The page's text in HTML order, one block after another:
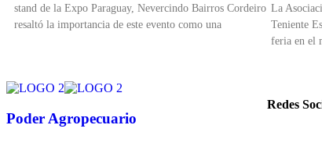
stand de la Expo Paraguay, Nevercindo Bairros Cordeiro
resaltó la importancia de este evento como una
La
Teniente
feria en el
Poder Agropecuario
Redes